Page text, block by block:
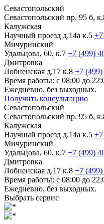
Севастопольский
Севастопольский пр. 95 б,
Калужская
Научный проезд д.14а к.5
Мичуринский
Удальцова, 60, к.7 +7 (499)
Дмитровка
Лобненская д.17 к.8 +7
Время работы: с 08:00 до
Ежедневно, без выходных.
Получить консультацию
Севастопольский
Севастопольский пр. 95 б,
Калужская
Научный проезд д.14а к.5
Мичуринский
Удальцова, 60, к.7 +7 (499)
Дмитровка
Лобненская д.17 к.8 +7
Время работы: с 08:00 до
Ежедневно, без выходных.
Выбрать сервис